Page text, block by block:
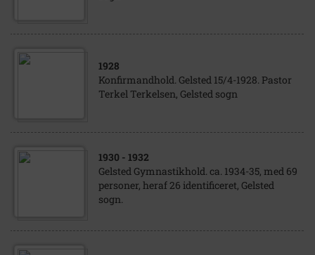
1928
Konfirmandhold. Gelsted 15/4-1928. Pastor
Terkel Terkelsen, Gelsted sogn
1930 - 1932
Gelsted Gymnastikhold. ca. 1934-35, med 69
personer, heraf 26 identificeret, Gelsted
sogn.